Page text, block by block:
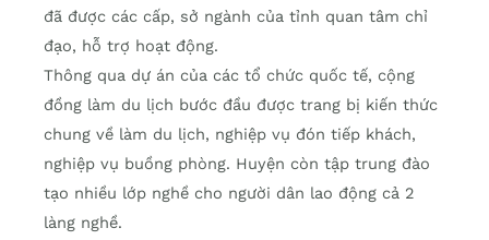
đã được các cấp, sở ngành của tỉnh quan tâm chỉ
đạo, hỗ trợ hoạt động.
Thông qua dự án của các tổ chức quốc tế, cộng
đồng làm du lịch bước đầu được trang bị kiến thức
chung về làm du lịch, nghiệp vụ đón tiếp khách,
nghiệp vụ buồng phòng. Huyện còn tập trung đào
tạo nhiều lớp nghề cho người dân lao động cả 2
làng nghề.